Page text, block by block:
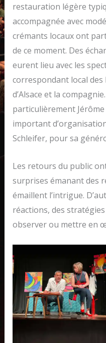
restauration légère
accompagnée avec
crémants locaux ont
de ce moment. Des
eurent lieu avec les
correspondant local
d’Alsace et la
particulièrement
important
Schleifer, pour sa
Les retours du public
surprises émanant des
émaillent l’intrigue.
réactions, des
observer ou mettre en